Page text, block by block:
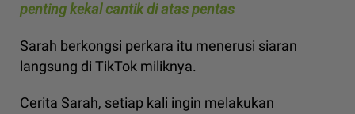
penting kekal cantik di atas pentas
Sarah berkongsi perkara itu menerusi siaran
langsung di TikTok miliknya.
Cerita Sarah, setiap kali ingin melakukan